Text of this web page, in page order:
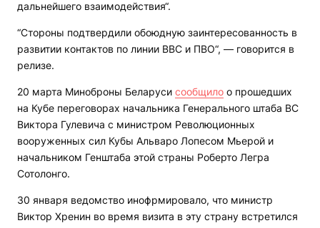
дальнейшего взаимодействия“.
“Стороны подтвердили обоюдную заинтересованность в
развитии контактов по линии ВВС и ПВО“, — говорится в
релизе.
20 марта Миноброны Беларуси сообщило о прошедших
на Кубе переговорах начальника Генерального штаба ВС
Виктора Гулевича с министром Революционных
вооруженных сил Кубы Альваро Лопесом Мьерой и
начальником Генштаба этой страны Роберто Легра
Сотолонго.
30 января ведомство инофрмировало, что министр
Виктор Хренин во время визита в эту страну встретился